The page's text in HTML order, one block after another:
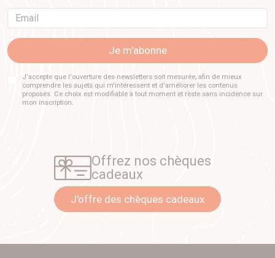
Email
Je m'abonne
J'accepte que l'ouverture des newsletters soit mesurée, afin de mieux
comprendre les sujets qui m'intéressent et d'améliorer les contenus
proposés. Ce choix est modifiable à tout moment et reste sans incidence sur
mon inscription.
Offrez nos chèques
cadeaux
J'offre des chèques cadeaux